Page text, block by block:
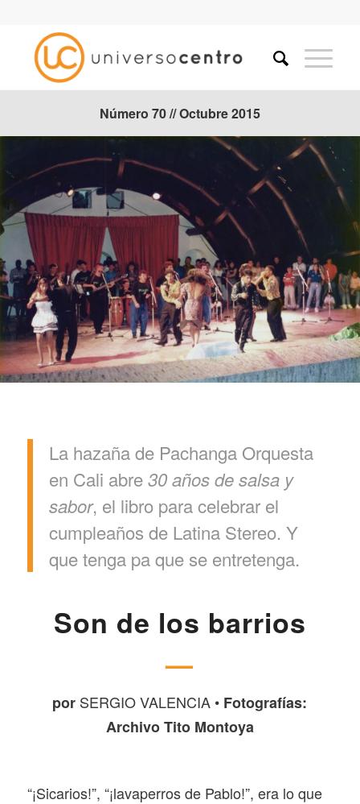
Número 70 // Octubre 2015
La hazaña de Pachanga Orquesta
en Cali abre30 años de salsa y
sabor, el libro para celebrar el
cumpleaños de Latina Stereo. Y
que tenga pa que se entretenga.
Son de los barrios
—
por SERGIO VALENCIA • Fotografías:
Archivo Tito Montoya
“¡Sicarios!”, “¡lavaperros de Pablo!”, era lo que